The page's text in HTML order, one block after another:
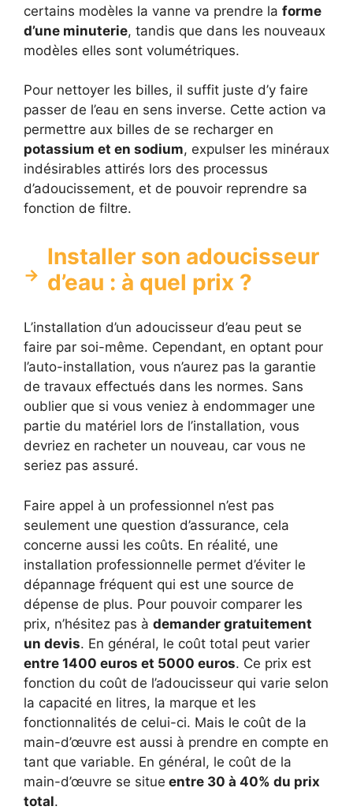
certains modèles la vanne va prendre la forme
d’une minuterie, tandis que dans les nouveaux
modèles elles sont volumétriques.
Pour nettoyer les billes, il suffit juste d’y faire
passer de l’eau en sens inverse. Cette action va
permettre aux billes de se recharger en
potassium et en sodium, expulser les minéraux
indésirables attirés lors des processus
d’adoucissement, et de pouvoir reprendre sa
fonction de filtre.
Installer son adoucisseur
d’eau : à quel prix ?
L’installation d’un adoucisseur d’eau peut se
faire par soi-même. Cependant, en optant pour
l’auto-installation, vous n’aurez pas la garantie
de travaux effectués dans les normes. Sans
oublier que si vous veniez à endommager une
partie du matériel lors de l’installation, vous
devriez en racheter un nouveau, car vous ne
seriez pas assuré.
Faire appel à un professionnel n’est pas
seulement une question d’assurance, cela
concerne aussi les coûts. En réalité, une
installation professionnelle permet d’éviter le
dépannage fréquent qui est une source de
dépense de plus. Pour pouvoir comparer les
prix, n’hésitez pas à demander gratuitement
un devis. En général, le coût total peut varier
entre 1400 euros et 5000 euros. Ce prix est
fonction du coût de l’adoucisseur qui varie selon
la capacité en litres, la marque et les
fonctionnalités de celui-ci. Mais le coût de la
main-d’œuvre est aussi à prendre en compte en
tant que variable. En général, le coût de la
main-d’œuvre se situe entre 30 à 40% du prix
total.